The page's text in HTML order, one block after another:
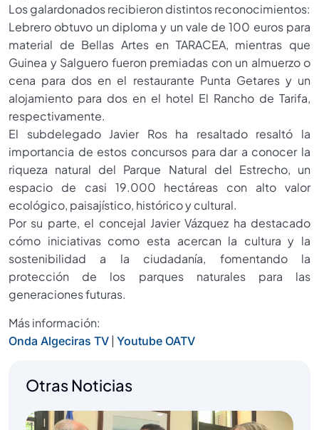
Los galardonados recibieron distintos reconocimientos:
Lebrero obtuvo un diploma y un vale de 100 euros para
material de Bellas Artes en TARACEA, mientras que
Guinea y Salguero fueron premiadas con un almuerzo o
cena para dos en el restaurante Punta Getares y un
alojamiento para dos en el hotel El Rancho de Tarifa,
respectivamente.
El subdelegado Javier Ros ha resaltado resaltó la
importancia de estos concursos para dar a conocer la
riqueza natural del Parque Natural del Estrecho, un
espacio de casi 19.000 hectáreas con alto valor
ecológico, paisajístico, histórico y cultural.
Por su parte, el concejal Javier Vázquez ha destacado
cómo iniciativas como esta acercan la cultura y la
sostenibilidad a la ciudadanía, fomentando la
protección de los parques naturales para las
generaciones futuras.
Más información:
Onda Algeciras TV | Youtube OATV
Otras Noticias